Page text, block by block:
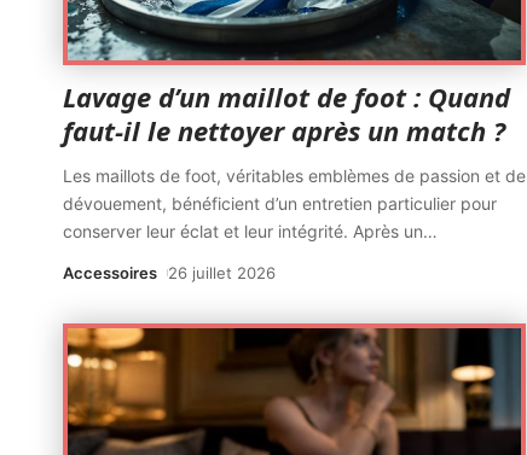
Lavage d’un maillot de foot : Quand
faut-il le nettoyer après un match ?
Les maillots de foot, véritables emblèmes de passion et de
dévouement, bénéficient d’un entretien particulier pour
conserver leur éclat et leur intégrité. Après un…
Accessoires 26 juillet 2026